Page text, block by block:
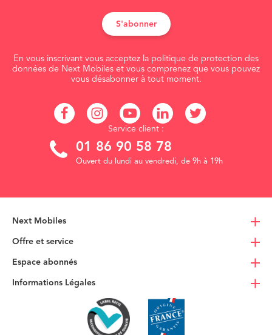
S'abonner
En vous inscrivant vous acceptez la politique de protection des
données de Next Mobiles et vous comprenez que vous pouvez
vous désabonner à tout moment.
Service client :
01 86 90 58 78
Ouvert du lundi au vendredi, de 9h à 19h
Next Mobiles
Offre et service
Espace abonnés
Informations Légales